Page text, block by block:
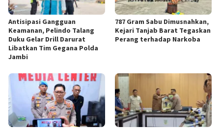
Antisipasi Gangguan
Keamanan, Pelindo Talang
Duku Gelar Drill Darurat
Libatkan Tim Gegana Polda
Jambi
787 Gram Sabu Dimusnahkan,
Kejari Tanjab Barat Tegaskan
Perang terhadap Narkoba